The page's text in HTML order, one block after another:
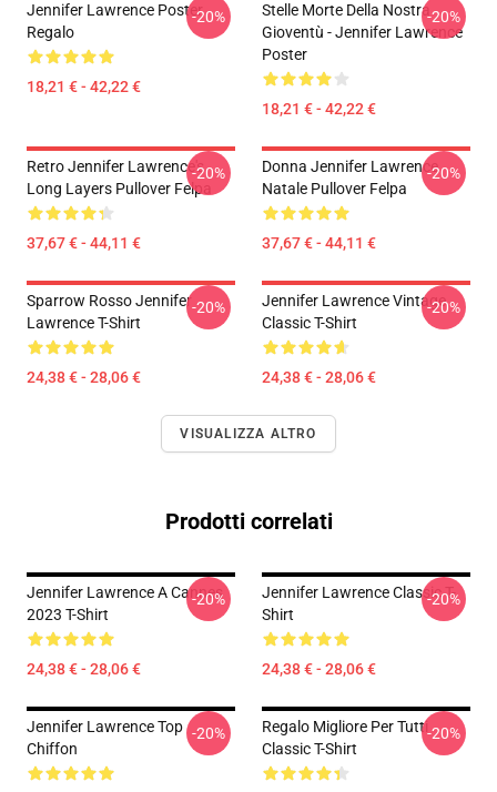
Jennifer Lawrence Poster
Regalo
18,21 € - 42,22 €
-20%
Stelle Morte Della Nostra
Gioventù - Jennifer Lawrence
Poster
18,21 € - 42,22 €
-20%
Retro Jennifer Lawrence's
Long Layers Pullover Felpa
37,67 € - 44,11 €
-20%
Donna Jennifer Lawrence
Natale Pullover Felpa
37,67 € - 44,11 €
-20%
Sparrow Rosso Jennifer
Lawrence T-Shirt
24,38 € - 28,06 €
-20%
Jennifer Lawrence Vintage
Classic T-Shirt
24,38 € - 28,06 €
-20%
VISUALIZZA ALTRO
Prodotti correlati
Jennifer Lawrence A Cannes
2023 T-Shirt
24,38 € - 28,06 €
-20%
Jennifer Lawrence Classic T-
Shirt
24,38 € - 28,06 €
-20%
Jennifer Lawrence Top
Chiffon
-20%
Regalo Migliore Per Tutti
Classic T-Shirt
-20%